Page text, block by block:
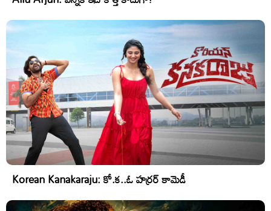
Korean Kanakaraju: కో.క..ఓ హర్రర్ కామెడీ